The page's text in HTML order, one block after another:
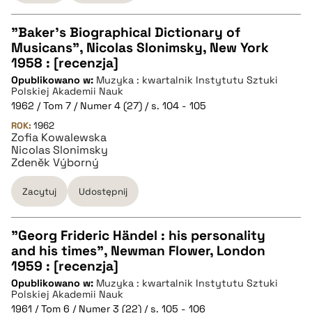
pobierz cytat
CZYSTY TEKST
pobierz cytat
BIBTEX
pobierz cytat
"Baker's Biographical Dictionary of
Musicans", Nicolas Slonimsky, New York
1958 : [recenzja]
Opublikowano w: Muzyka : kwartalnik Instytutu Sztuki
Polskiej Akademii Nauk
1962 / Tom 7 / Numer 4 (27) / s. 104 - 105
ROK: 1962
Zofia Kowalewska
Nicolas Slonimsky
Zdeněk Výborný
Zacytuj Udostępnij
CZYSTY TEKST
pobierz cytat
"Georg Frideric Händel : his personality
and his times", Newman Flower, London
1959 : [recenzja]
Opublikowano w: Muzyka : kwartalnik Instytutu Sztuki
Polskiej Akademii Nauk
1961 / Tom 6 / Numer 3 (22) / s. 105 - 106